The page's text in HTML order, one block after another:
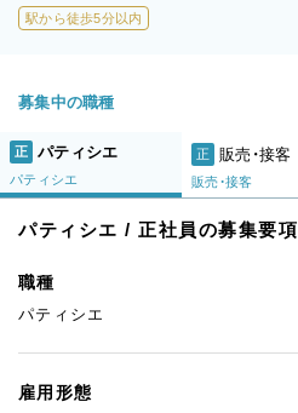
駅から徒歩5分以内
募集中の職種
正 パティシエ
パティシエ
正 販売・接客
販売・接客
パティシエ / 正社員の募集要項
職種
パティシエ
雇用形態